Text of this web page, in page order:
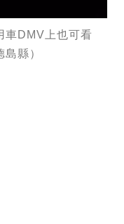
車DMV上也可看
縣）